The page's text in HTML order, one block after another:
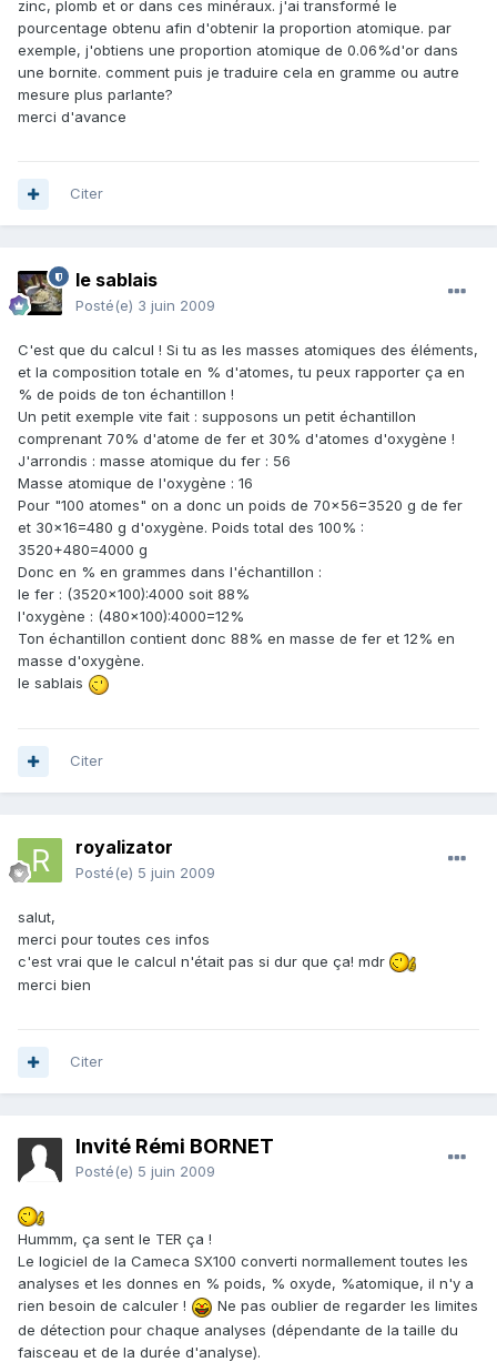
zinc, plomb et or dans ces minéraux. j'ai transformé le
pourcentage obtenu afin d'obtenir la proportion atomique. par
exemple, j'obtiens une proportion atomique de 0.06%d'or dans
une bornite. comment puis je traduire cela en gramme ou autre
mesure plus parlante?
merci d'avance
Citer
le sablais
Posté(e) 3 juin 2009
C'est que du calcul ! Si tu as les masses atomiques des éléments,
et la composition totale en % d'atomes, tu peux rapporter ça en
% de poids de ton échantillon !
Un petit exemple vite fait : supposons un petit échantillon
comprenant 70% d'atome de fer et 30% d'atomes d'oxygène !
J'arrondis : masse atomique du fer : 56
Masse atomique de l'oxygène : 16
Pour "100 atomes" on a donc un poids de 70x56=3520 g de fer
et 30x16=480 g d'oxygène. Poids total des 100% :
3520+480=4000 g
Donc en % en grammes dans l'échantillon :
le fer : (3520x100):4000 soit 88%
l'oxygène : (480x100):4000=12%
Ton échantillon contient donc 88% en masse de fer et 12% en
masse d'oxygène.
le sablais
Citer
royalizator
Posté(e) 5 juin 2009
salut,
merci pour toutes ces infos
c'est vrai que le calcul n'était pas si dur que ça! mdr
merci bien
Citer
Invité Rémi BORNET
Posté(e) 5 juin 2009
Hummm, ça sent le TER ça !
Le logiciel de la Cameca SX100 converti normallement toutes les
analyses et les donnes en % poids, % oxyde, %atomique, il n'y a
rien besoin de calculer !
Ne pas oublier de regarder les limites
de détection pour chaque analyses (dépendante de la taille du
faisceau et de la durée d'analyse).